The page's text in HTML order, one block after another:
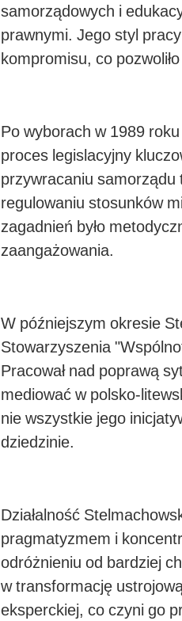
samorządowych i
prawnymi. Jego styl
kompromisu, co
Po wyborach w 1989
proces legislacyjny
przywracaniu
regulowaniu stosunków
zagadnień było
zaangażowania.
W późniejszym okresie
Stowarzyszenia
Pracował nad poprawą
mediować w polsko-
nie wszystkie jego
dziedzinie.
Działalność
pragmatyzmem i
odróżnieniu od bardziej
w transformację
eksperckiej, co czyni go